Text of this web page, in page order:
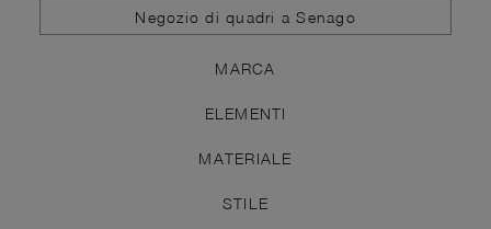
Negozio di quadri a Senago
MARCA
ELEMENTI
MATERIALE
STILE